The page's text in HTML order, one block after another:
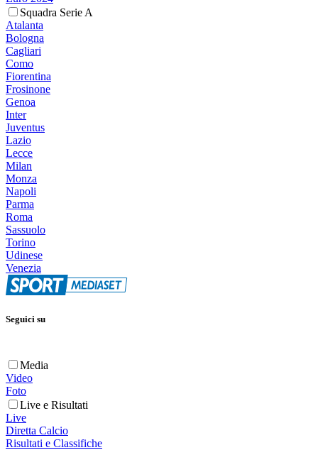
Squadra Serie A
Atalanta
Bologna
Cagliari
Como
Fiorentina
Frosinone
Genoa
Inter
Juventus
Lazio
Lecce
Milan
Monza
Napoli
Parma
Roma
Sassuolo
Torino
Udinese
Venezia
Seguici su
Media
Video
Foto
Live e Risultati
Live
Diretta Calcio
Risultati e Classifiche